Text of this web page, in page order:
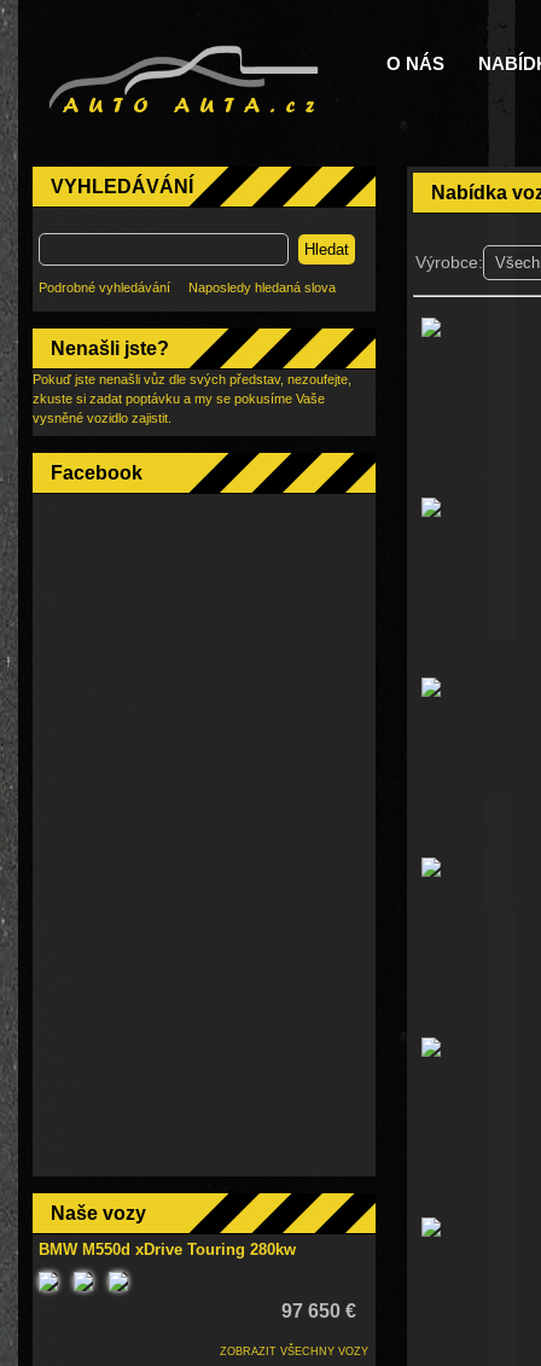
O NÁS
VYHLEDÁVÁNÍ
Hledat
Podrobné vyhledávání Naposledy hledaná slova
Nenašli jste?
Pokuď jste nenašli vůz dle svých představ, nezoufejte,
zkuste si zadat poptávku a my se pokusíme Vaše
vysněné vozidlo zajistit.
Facebook
Naše vozy
BMW M550d xDrive Touring 280kw
97 650 €
ZOBRAZIT VŠECHNY VOZY
Nabídka
Výrobce: